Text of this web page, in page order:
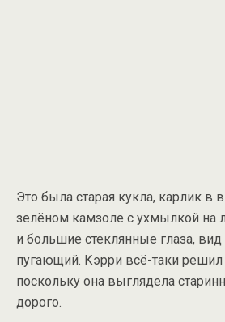
Это была старая кукла, карлик
зелёном камзоле с ухмылкой на
и большие стеклянные глаза,
пугающий. Кэрри всё-таки решил
поскольку она выглядела
дорого.